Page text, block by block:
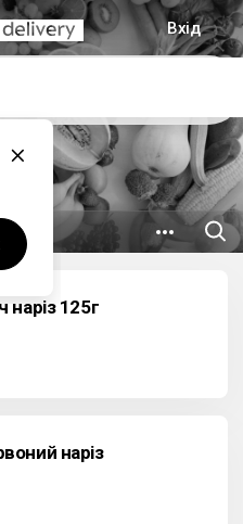
Вхід
не працює
125г
наріз